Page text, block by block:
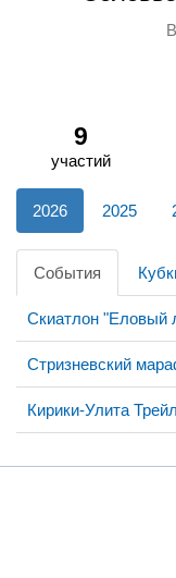
9
участий
2026 2025
События
Скиатлон "Еловый
Стризневский
Кирики-Улита